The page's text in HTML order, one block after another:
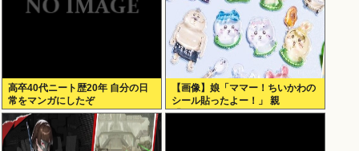
高卒40代ニート歴20年 自分の日
常をマンガにしたぞ
【画像】娘「ママー！ちいかわの
シール貼ったよー！」 親
「！！！！！！」